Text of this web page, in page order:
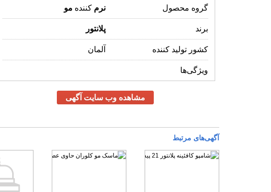
گروه محصول نرم کننده مو
برند پلانتور
کشور تولید کننده آلمان
ویژگی‌ها
مشاهده وب سایت آگهی
آگهی‌های مرتبط